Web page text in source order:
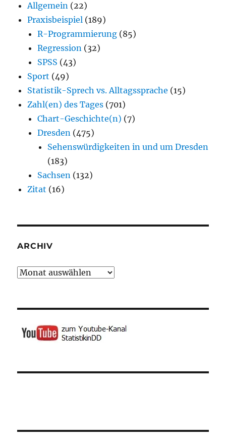
Allgemein (22)
Praxisbeispiel (189)
R-Programmierung (85)
Regression (32)
SPSS (43)
Sport (49)
Statistik-Sprech vs. Alltagssprache (15)
Zahl(en) des Tages (701)
Chart-Geschichte(n) (7)
Dresden (475)
Sehenswürdigkeiten in und um Dresden
(183)
Sachsen (132)
Zitat (16)
ARCHIV
Archiv